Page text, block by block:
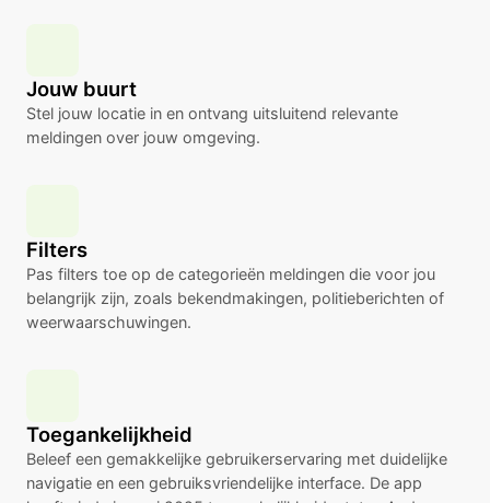
Jouw buurt
Stel jouw locatie in en ontvang uitsluitend relevante
meldingen over jouw omgeving.
Filters
Pas filters toe op de categorieën meldingen die voor jou
belangrijk zijn, zoals bekendmakingen, politieberichten of
weerwaarschuwingen.
Toegankelijkheid
Beleef een gemakkelijke gebruikerservaring met duidelijke
navigatie en een gebruiksvriendelijke interface. De app